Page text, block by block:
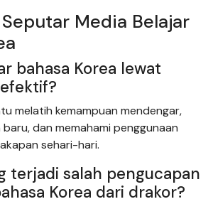
Media Belajar
bahasa Korea lewat
melatih kemampuan mendengar,
dan memahami penggunaan
sehari-hari.
terjadi salah pengucapan
Korea dari drakor?